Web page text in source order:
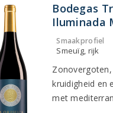
Bodegas
Iluminada
Smaakprofiel
Smeuïg, rijk
kruidigheid en
met